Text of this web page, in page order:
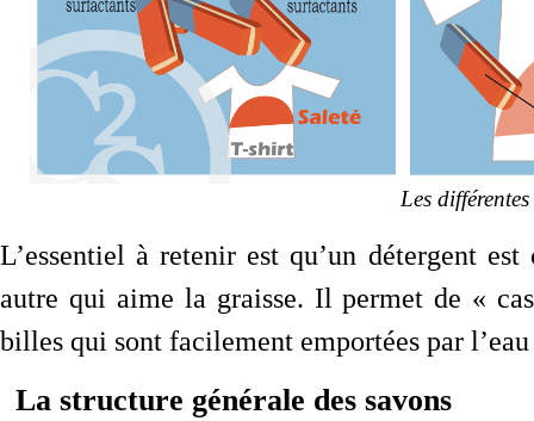
Les
L’essentiel à retenir est qu’un détergent
autre qui aime la graisse. Il permet de «
billes qui sont facilement emportées par
La structure générale des savons